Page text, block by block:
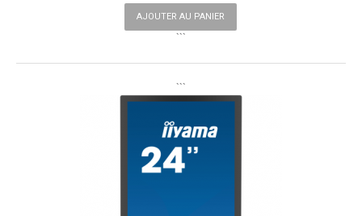
AJOUTER AU PANIER
```
```